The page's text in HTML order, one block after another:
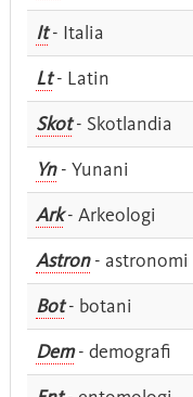
It- Italia
Lt- Latin
Skot- Skotlandia
Yn- Yunani
Ark- Arkeologi
Astron- astronomi
Bot- botani
Dem- demografi